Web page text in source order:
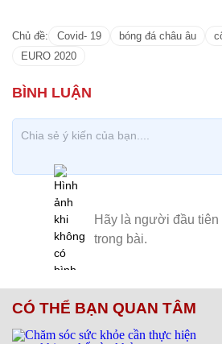
Chủ đề: Covid- 19 bóng đá châu âu
EURO 2020
CÓ THỂ BẠN QUAN TÂM